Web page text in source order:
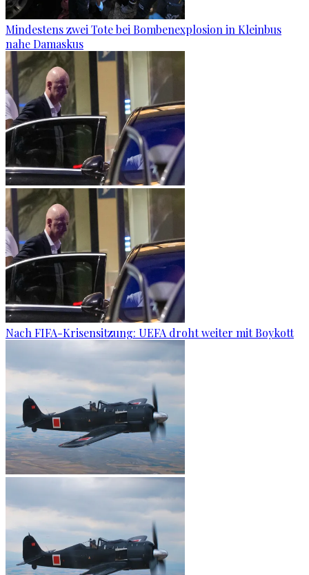
Mindestens zwei Tote bei Bombenexplosion in Kleinbus
nahe Damaskus
Nach FIFA-Krisensitzung: UEFA droht weiter mit Boykott